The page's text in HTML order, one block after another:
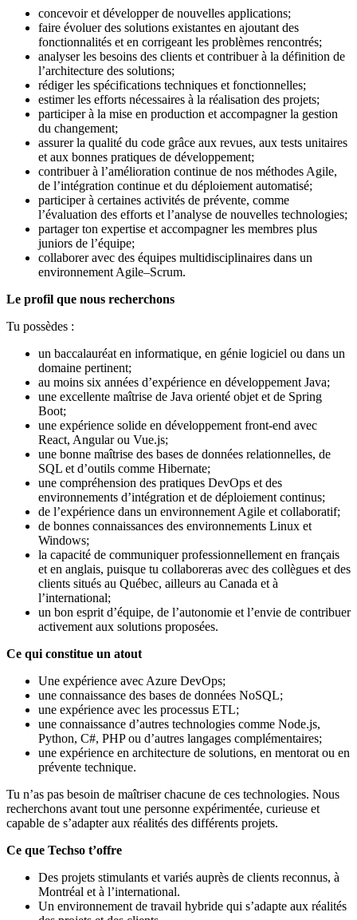
concevoir et développer de nouvelles applications;
faire évoluer des solutions existantes en ajoutant des
fonctionnalités et en corrigeant les problèmes rencontrés;
analyser les besoins des clients et contribuer à la définition de
l’architecture des solutions;
rédiger les spécifications techniques et fonctionnelles;
estimer les efforts nécessaires à la réalisation des projets;
participer à la mise en production et accompagner la gestion
du changement;
assurer la qualité du code grâce aux revues, aux tests unitaires
et aux bonnes pratiques de développement;
contribuer à l’amélioration continue de nos méthodes Agile,
de l’intégration continue et du déploiement automatisé;
participer à certaines activités de prévente, comme
l’évaluation des efforts et l’analyse de nouvelles technologies;
partager ton expertise et accompagner les membres plus
juniors de l’équipe;
collaborer avec des équipes multidisciplinaires dans un
environnement Agile–Scrum.
Le profil que nous recherchons
Tu possèdes :
un baccalauréat en informatique, en génie logiciel ou dans un
domaine pertinent;
au moins six années d’expérience en développement Java;
une excellente maîtrise de Java orienté objet et de Spring
Boot;
une expérience solide en développement front-end avec
React, Angular ou Vue.js;
une bonne maîtrise des bases de données relationnelles, de
SQL et d’outils comme Hibernate;
une compréhension des pratiques DevOps et des
environnements d’intégration et de déploiement continus;
de l’expérience dans un environnement Agile et collaboratif;
de bonnes connaissances des environnements Linux et
Windows;
la capacité de communiquer professionnellement en français
et en anglais, puisque tu collaboreras avec des collègues et des
clients situés au Québec, ailleurs au Canada et à
l’international;
un bon esprit d’équipe, de l’autonomie et l’envie de contribuer
activement aux solutions proposées.
Ce qui constitue un atout
Une expérience avec Azure DevOps;
une connaissance des bases de données NoSQL;
une expérience avec les processus ETL;
une connaissance d’autres technologies comme Node.js,
Python, C#, PHP ou d’autres langages complémentaires;
une expérience en architecture de solutions, en mentorat ou en
prévente technique.
Tu n’as pas besoin de maîtriser chacune de ces technologies. Nous
recherchons avant tout une personne expérimentée, curieuse et
capable de s’adapter aux réalités des différents projets.
Ce que Techso t’offre
Des projets stimulants et variés auprès de clients reconnus, à
Montréal et à l’international.
Un environnement de travail hybride qui s’adapte aux réalités